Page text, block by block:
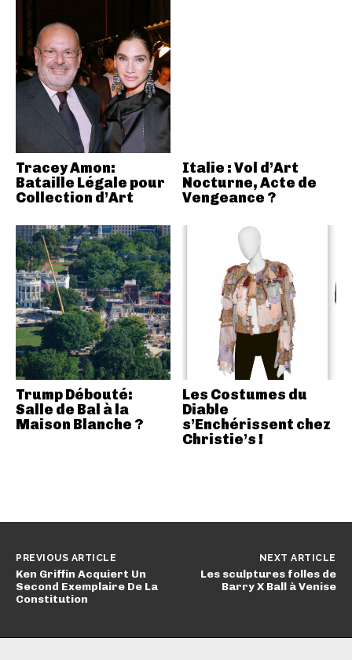
Tracey Amon:
Bataille Légale pour
Collection d’Art
Italie : Vol d’Art
Nocturne, Acte de
Vengeance ?
Trump Débouté:
Salle de Bal à la
Maison Blanche ?
Les Costumes du
Diable
s’Enchérissent chez
Christie’s !
PREVIOUS ARTICLE
Ken Griffin Acquiert Un
Second Exemplaire De La
Constitution
NEXT ARTICLE
Les sculptures folles de
Barry X Ball à Venise